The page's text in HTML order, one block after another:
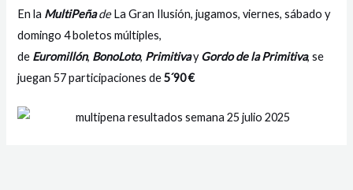
En la MultiPeñadeLa Gran Ilusión, jugamos, viernes, sábado y
domingo 4 boletos múltiples,
de Euromillón, BonoLoto, PrimitivayGordo de la Primitiva, se
juegan 57 participaciones de5´90 €